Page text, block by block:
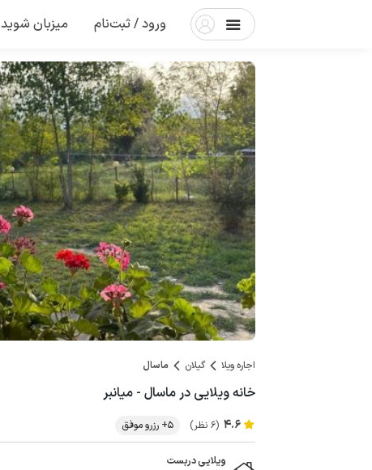
ورود / ثبت‌نام میزبان شوید
اجاره ویلا گیلان ماسال
خانه ویلایی در ماسال - میانبر
4.6 (6 نظر) 5+ رزرو موفق
ویلایی دربست